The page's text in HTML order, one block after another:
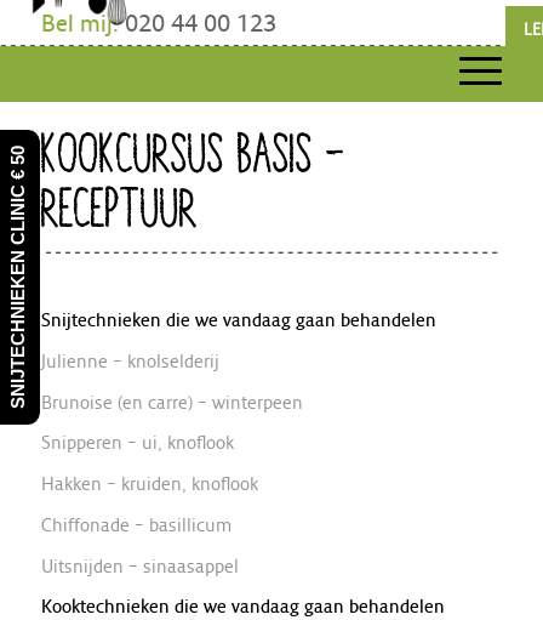
Bel mij:020 44 00 123
KOOKCURSUS BASIS –
RECEPTUUR
Snijtechnieken die we vandaag gaan behandelen
Julienne – knolselderij
Brunoise (en carre) – winterpeen
Snipperen – ui, knoflook
Hakken – kruiden, knoflook
Chiffonade – basillicum
Uitsnijden – sinaasappel
Kooktechnieken die we vandaag gaan behandelen
SNIJTECHNIEKEN CLINIC € 50